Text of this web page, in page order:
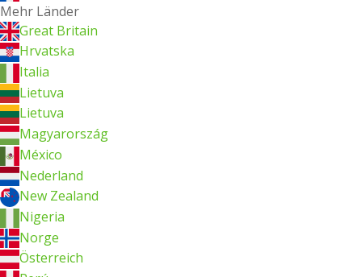
Mehr Länder
Great Britain
Hrvatska
Italia
Lietuva
Lietuva
Magyarország
México
Nederland
New Zealand
Nigeria
Norge
Österreich